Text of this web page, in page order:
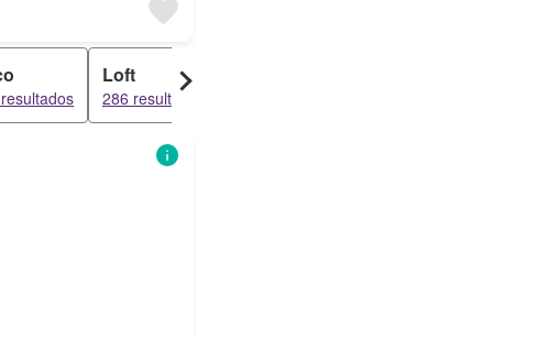
Loft
286 resultados